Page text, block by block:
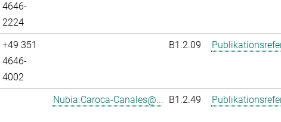
4646-
2224
+49 351
4646-
4002
B1.2.09
Nubia.Caroca-Canales@... B1.2.49